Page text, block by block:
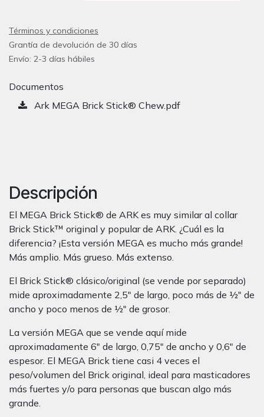
Términos y condiciones
Grantía de devolución de 30 días
Envío: 2-3 días hábiles
Documentos
Ark MEGA Brick Stick® Chew.pdf
Descripción
El MEGA Brick Stick® de ARK es muy similar al collar
Brick Stick™ original y popular de ARK. ¿Cuál es la
diferencia? ¡Esta versión MEGA es mucho más grande!
Más amplio. Más grueso. Más extenso.
El Brick Stick® clásico/original (se vende por separado)
mide aproximadamente 2,5" de largo, poco más de ½" de
ancho y poco menos de ½" de grosor.
La versión MEGA que se vende aquí mide
aproximadamente 6" de largo, 0,75" de ancho y 0,6" de
espesor. El MEGA Brick tiene casi 4 veces el
peso/volumen del Brick original, ideal para masticadores
más fuertes y/o para personas que buscan algo más
grande.